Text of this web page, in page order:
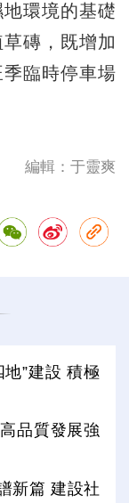
環境的基礎
磚，既增加
臨時停車場
編輯：于靈爽
”建設 積極
品質發展強
新篇 建設社